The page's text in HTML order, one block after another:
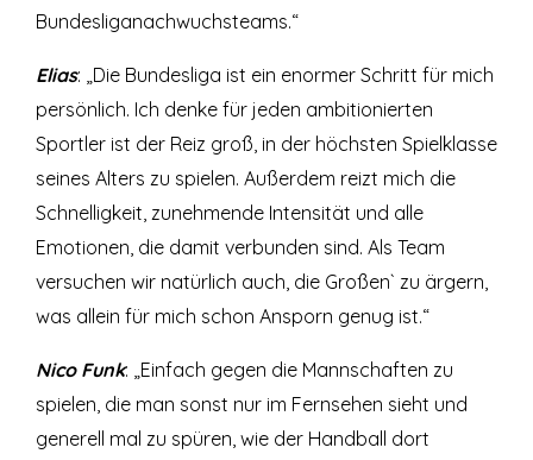
Bundesliganachwuchsteams.“
Elias: „Die Bundesliga ist ein enormer Schritt für mich
persönlich. Ich denke für jeden ambitionierten
Sportler ist der Reiz groß, in der höchsten Spielklasse
seines Alters zu spielen. Außerdem reizt mich die
Schnelligkeit, zunehmende Intensität und alle
Emotionen, die damit verbunden sind. Als Team
versuchen wir natürlich auch, die Großen` zu ärgern,
was allein für mich schon Ansporn genug ist.“
Nico Funk: „Einfach gegen die Mannschaften zu
spielen, die man sonst nur im Fernsehen sieht und
generell mal zu spüren, wie der Handball dort